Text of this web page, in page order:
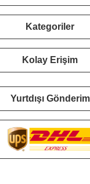
Kategoriler
Kolay Erişim
Yurtdışı Gönderim